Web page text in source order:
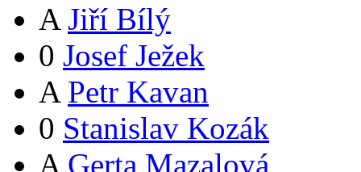
A Jiří Bílý
0 Josef Ježek
A Petr Kavan
0 Stanislav Kozák
A Gerta Mazalová